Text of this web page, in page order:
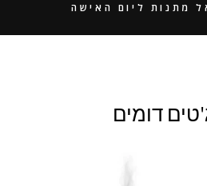
מתנות ליום האישה
דומים